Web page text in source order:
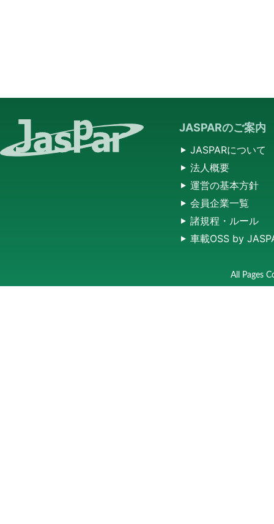
JASPARのご案内
JASPARについて
法人概要
運営の基本方針
会員企業一覧
諸規程・ルール
車載OSS by
All Pages